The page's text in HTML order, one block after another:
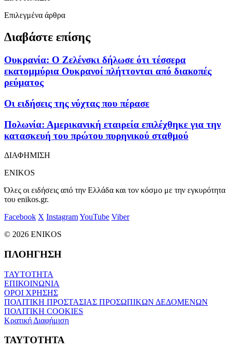
Επιλεγμένα άρθρα
Διαβάστε επίσης
Ουκρανία: Ο Ζελένσκι δήλωσε ότι τέσσερα
εκατομμύρια Ουκρανοί πλήττονται από διακοπές
ρεύματος
Οι ειδήσεις της νύχτας που πέρασε
Πολωνία: Αμερικανική εταιρεία επιλέχθηκε για την
κατασκευή του πρώτου πυρηνικού σταθμού
ΔΙΑΦΗΜΙΣΗ
ENIKOS
Όλες οι ειδήσεις από την Ελλάδα και τον κόσμο με την εγκυρότητα
του enikos.gr.
Facebook X InstagramYouTube Viber
© 2026 ENIKOS
ΠΛΟΗΓΗΣΗ
ΤΑΥΤΟΤΗΤΑ
ΕΠΙΚΟΙΝΩΝΙΑ
ΟΡΟΙ ΧΡΗΣΗΣ
ΠΟΛΙΤΙΚΗ ΠΡΟΣΤΑΣΙΑΣ ΠΡΟΣΩΠΙΚΩΝ ΔΕΔΟΜΕΝΩΝ
ΠΟΛΙΤΙΚΗ COOKIES
Κρατική Διαφήμιση
ΤΑΥΤΟΤΗΤΑ